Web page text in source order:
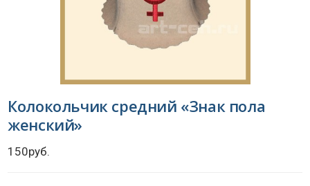
Колокольчик средний «Знак пола
женский»
150руб.